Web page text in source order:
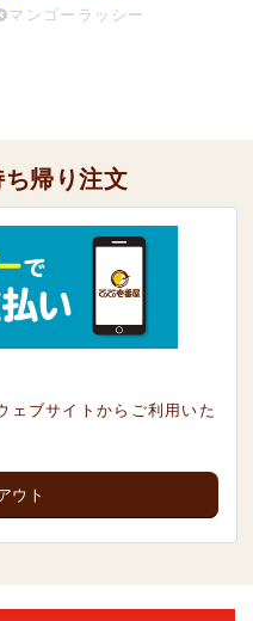
マンゴーラッシー
帰り注文
ェブサイトからご利用いた
ウト